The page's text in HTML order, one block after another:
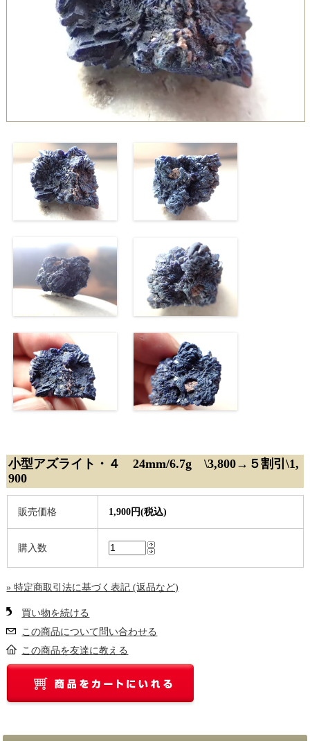
小型アズライト・４ 24mm/6.7g \3,800→５割引\1,
900
販売価格 1,900円(税込)
購入数
» 特定商取引法に基づく表記 (返品など)
買い物を続ける
この商品について問い合わせる
この商品を友達に教える